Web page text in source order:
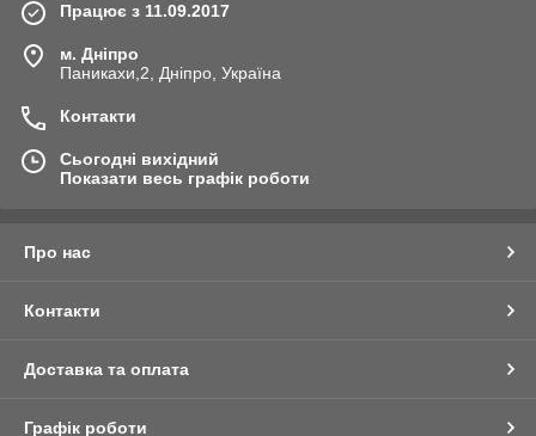
Працює з 11.09.2017
м. Дніпро
Паникахи,2, Дніпро, Україна
Контакти
Сьогодні вихідний
Показати весь графік роботи
Про нас
Контакти
Доставка та оплата
Графік роботи